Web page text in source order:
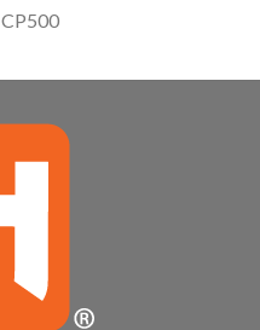
CP500